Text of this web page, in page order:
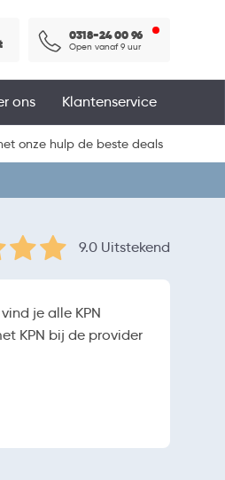
0318-24 00 96
Open vanaf 9 uur
Klantenservice
ons
onze hulp de beste deals
9.0 Uitstekend
je alle KPN
KPN bij de provider